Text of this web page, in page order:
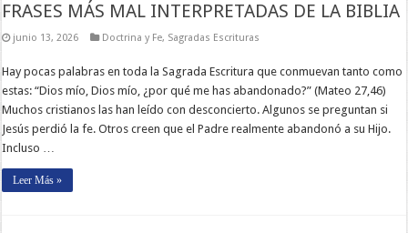
FRASES MÁS MAL INTERPRETADAS DE LA BIBLIA
junio 13, 2026 Doctrina y Fe, Sagradas Escrituras
Hay pocas palabras en toda la Sagrada Escritura que conmuevan tanto como
estas: “Dios mío, Dios mío, ¿por qué me has abandonado?” (Mateo 27,46)
Muchos cristianos las han leído con desconcierto. Algunos se preguntan si
Jesús perdió la fe. Otros creen que el Padre realmente abandonó a su Hijo.
Incluso …
Leer Más »